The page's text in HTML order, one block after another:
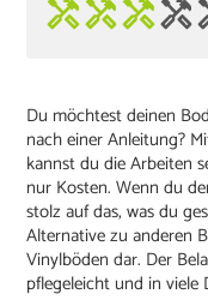
Du möchtest deinen
nach einer Anleitung?
kannst du die Arbeiten
nur Kosten. Wenn du
stolz auf das, was du
Alternative zu anderen
Vinylböden dar. Der
pflegeleicht und in viele